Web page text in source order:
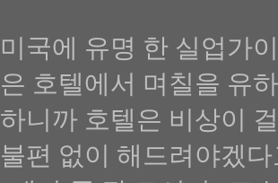
미국에 유명 한 실업가
은 호텔에서 며칠을 유
하니까 호텔은 비상이
불편 없이 해드려야겠